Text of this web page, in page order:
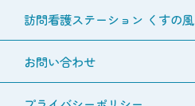
訪問看護ステーション くすの風
お問い合わせ